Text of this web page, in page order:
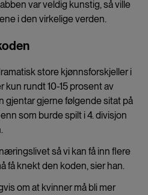
var veldig kunstig, så ville
i den virkelige verden.
store kjønnsforskjeller i
kun rundt 10-15 prosent av
gjentar gjerne følgende sitat på
som burde spilt i 4. divisjon
så vi kan få inn flere
få knekt den koden, sier han.
om at kvinner må bli mer